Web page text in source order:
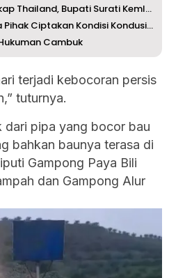
Thailand, Bupati Surati Keml...
Pemko Langsa Minta Semua Pihak Ciptakan Kondisi Kondusif ...
Cambuk
terjadi kebocoran persis
tuturnya.
dari pipa yang bocor bau
bahkan baunya terasa di
Gampong Paya Bili
dan Gampong Alur